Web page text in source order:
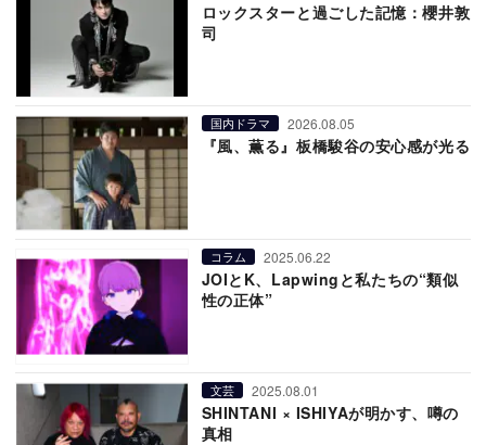
ロックスターと過ごした記憶：櫻井敦
司
国内ドラマ 2026.08.05
『風、薫る』板橋駿谷の安心感が光る
コラム 2025.06.22
JOIとK、Lapwingと私たちの“類似
性の正体”
文芸 2025.08.01
SHINTANI × ISHIYAが明かす、噂の
真相